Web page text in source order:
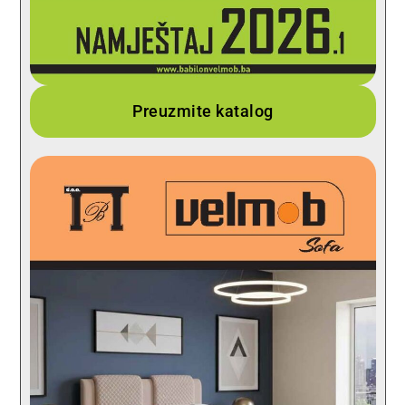
Preuzmite katalog